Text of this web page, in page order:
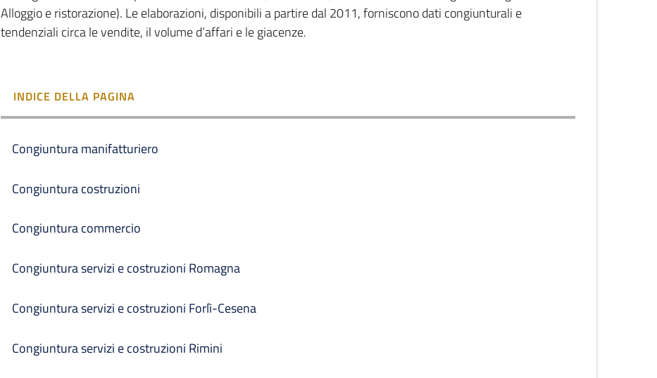
Alloggio e ristorazione). Le elaborazioni, disponibili a partire dal 2011, forniscono dati congiunturali e
tendenziali circa le vendite, il volume d’affari e le giacenze.
INDICE DELLA PAGINA
Congiuntura manifatturiero
Congiuntura costruzioni
Congiuntura commercio
Congiuntura servizi e costruzioni Romagna
Congiuntura servizi e costruzioni Forlì-Cesena
Congiuntura servizi e costruzioni Rimini